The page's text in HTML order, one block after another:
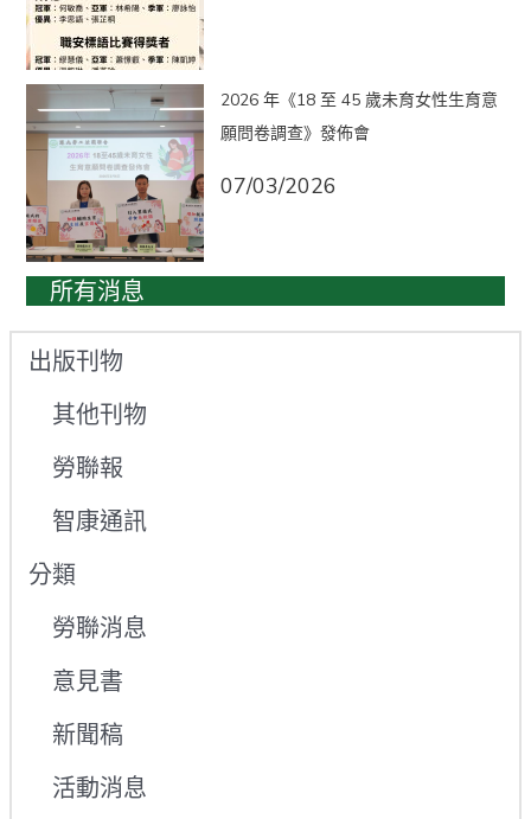
2026 年《18 至 45 歲未育女性生育意
願問卷調查》發佈會
07/03/2026
所有消息
出版刊物
其他刊物
勞聯報
智康通訊
分類
勞聯消息
意見書
新聞稿
活動消息